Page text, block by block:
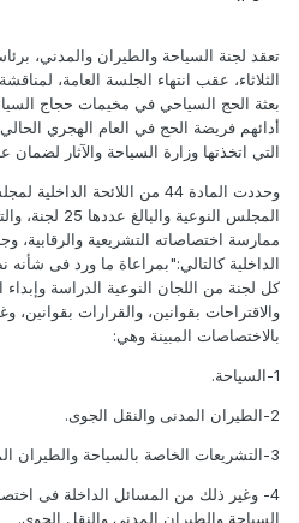
تعقد لجنة السياحة والطيران والمدني،
الثلاثاء، عقب انتهاء الجلسة العامة،
بعثة الحج السياحي في مخيمات حجاج
التي اتخذتها وزارة السياحة والآثار لضمان
وحددت المادة 44 من اللائحة
المجلس النوعية
الداخلية كالتالي:"بمراعاة ما ورد فى
كل لجنة من اللجان النوعية الدراسة
والاقتراحات بقوانين، والقرارات
بالاختصاصات المبينة وهي:
2-الطيران المدنى والنقل الجوى.
3-التشريعات الخاصة بالسياحة والطيران المدنى والنقل الجوى.
4- وغير ذلك من المسائل الداخلة فى
السياحة والطيران المدنى والنقل الجوى.